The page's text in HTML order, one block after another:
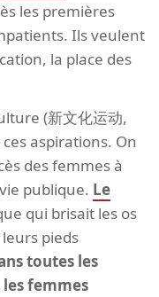
les premières
Ils veulent
la place des
(新文化运动,
aspirations. On
des femmes à
publique. Le
qui brisait les os
pieds
toutes les
femmes